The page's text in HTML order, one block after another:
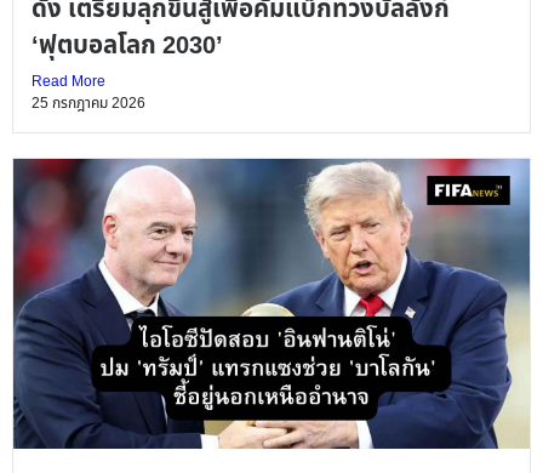
ดัง เตรียมลุกขึ้นสู้เพื่อคัมแบ็กทวงบัลลังก์
‘ฟุตบอลโลก 2030’
Read More
25 กรกฎาคม 2026